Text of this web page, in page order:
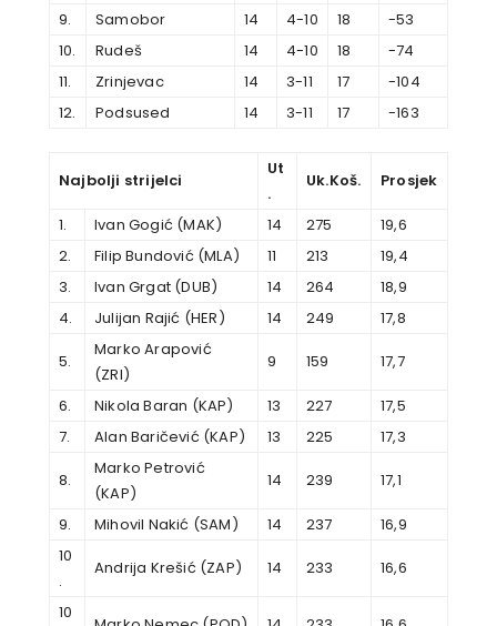
9.
Samobor 14 4-10 18
-53
10.
Rudeš 14 4-10 18
-74
11.
Zrinjevac 14 3-11 17
-104
12.
Podsused 14 3-11 17 -163
Najbolji strijelci
Ut
.
Uk.Koš. Prosjek
1. Ivan Gogić (MAK) 14 275
19,6
2.
Filip Bundović (MLA) 11 213
19,4
3.
Ivan Grgat (DUB) 14 264
18,9
4.
Julijan Rajić (HER) 14 249 17,8
5.
Marko Arapović
(ZRI)
9 159 17,7
6. Nikola Baran (KAP) 13 227
17,5
7.
Alan Baričević (KAP) 13 225 17,3
8.
Marko Petrović
(KAP)
14 239 17,1
9. Mihovil Nakić (SAM) 14 237
16,9
10
.
Andrija Krešić (ZAP) 14 233 16,6
10